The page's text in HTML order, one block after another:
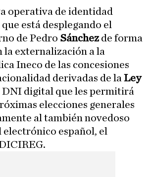
operativa de identidad
está desplegando el
de Pedro Sánchezde forma
la externalización a la
Ineco de las concesiones
derivadas de la Ley
DNI digital que les permitirá
elecciones generales
al también novedoso
español, el